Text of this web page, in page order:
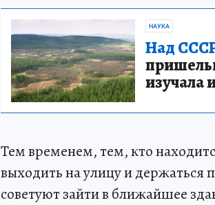
НАУКА
Над
изучала
Тем временем, тем, кто
выходить на улицу и держаться
советуют зайти в ближайшее